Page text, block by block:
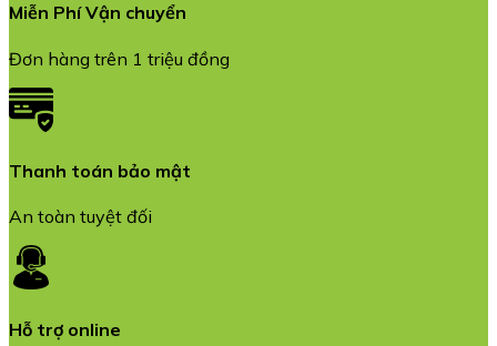
Miễn Phí Vận chuyển
Đơn hàng trên 1 triệu đồng
Thanh toán bảo mật
An toàn tuyệt đối
Hỗ trợ online